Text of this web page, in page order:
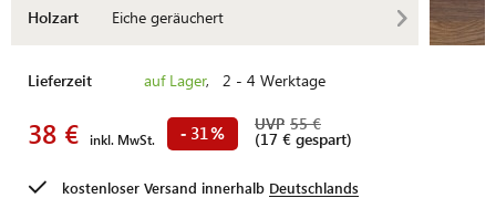
Holzart Eiche geräuchert
Lieferzeit auf Lager, 2 - 4 Werktage
38 € inkl. MwSt. - 31 %
UVP 55 €
(17 € gespart)
kostenloser Versand innerhalb Deutschlands